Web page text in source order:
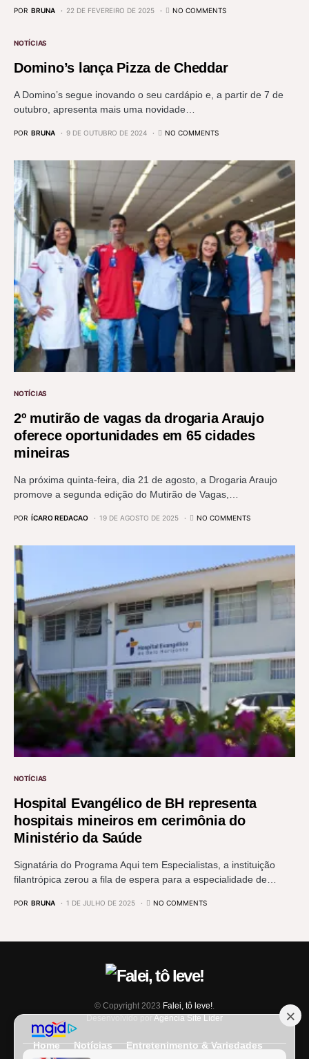
POR BRUNA 22 DE FEVEREIRO DE 2025 NO COMMENTS
NOTÍCIAS
Domino’s lança Pizza de Cheddar
A Domino’s segue inovando o seu cardápio e, a partir de 7 de
outubro, apresenta mais uma novidade…
POR BRUNA 9 DE OUTUBRO DE 2024 NO COMMENTS
NOTÍCIAS
2º mutirão de vagas da drogaria Araujo
oferece oportunidades em 65 cidades
mineiras
Na próxima quinta-feira, dia 21 de agosto, a Drogaria Araujo
promove a segunda edição do Mutirão de Vagas,…
POR ÍCARO REDACAO 19 DE AGOSTO DE 2025 NO COMMENTS
NOTÍCIAS
Hospital Evangélico de BH representa
hospitais mineiros em cerimônia do
Ministério da Saúde
Signatária do Programa Aqui tem Especialistas, a instituição
filantrópica zerou a fila de espera para a especialidade de…
POR BRUNA 1 DE JULHO DE 2025 NO COMMENTS
© Copyright 2023 Falei, tô leve!
Desenvolvido porAgência Site Líder
Home Notícias Entretenimento & Variedades